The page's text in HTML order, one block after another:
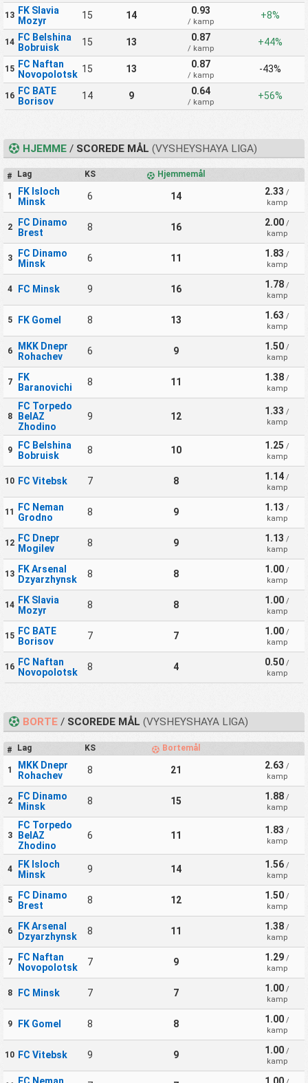
13 FK Slavia
Mozyr
15 14 0.93
/ kamp
+8%
14 FC Belshina
Bobruisk
15 13 0.87
/ kamp
+44%
15 FC Naftan
Novopolotsk 15 13 0.87
/ kamp
-43%
16 FC BATE
Borisov
14 9 0.64
/ kamp
+56%
HJEMME /SCOREDE MÅL (VYSHEYSHAYA LIGA)
# Lag KS Hjemmemål
1
FK Isloch
Minsk
6 14 2.33 /
kamp
2
FC Dinamo
Brest
8 16 2.00 /
kamp
3
FC Dinamo
Minsk
6 11 1.83 /
kamp
4 FC Minsk 9 16 1.78 /
kamp
5 FK Gomel 8 13 1.63 /
kamp
6
MKK Dnepr
Rohachev
6 9 1.50 /
kamp
7
FK
Baranovichi
8 11 1.38 /
kamp
8
FC Torpedo
BelAZ
Zhodino
9 12 1.33 /
kamp
9
FC Belshina
Bobruisk
8 10 1.25 /
kamp
10 FC Vitebsk 7 8 1.14 /
kamp
11
FC Neman
Grodno
8 9 1.13 /
kamp
12 FC Dnepr
Mogilev
8 9 1.13 /
kamp
13 FK Arsenal
Dzyarzhynsk
8 8 1.00 /
kamp
14 FK Slavia
Mozyr
8 8 1.00 /
kamp
15 FC BATE
Borisov
7 7 1.00 /
kamp
16 FC Naftan
Novopolotsk
8 4 0.50 /
kamp
BORTE /SCOREDE MÅL (VYSHEYSHAYA LIGA)
# Lag KS Bortemål
1
MKK Dnepr
Rohachev
8 21 2.63 /
kamp
2
FC Dinamo
Minsk
8 15 1.88 /
kamp
3
FC Torpedo
BelAZ
Zhodino
6 11 1.83 /
kamp
4
FK Isloch
Minsk
9 14 1.56 /
kamp
5
FC Dinamo
Brest
8 12 1.50 /
kamp
6
FK Arsenal
Dzyarzhynsk
8 11 1.38 /
kamp
7
FC Naftan
Novopolotsk
7 9 1.29 /
kamp
8 FC Minsk 7 7 1.00 /
kamp
9 FK Gomel 8 8 1.00 /
kamp
10 FC Vitebsk 9 9 1.00 /
kamp